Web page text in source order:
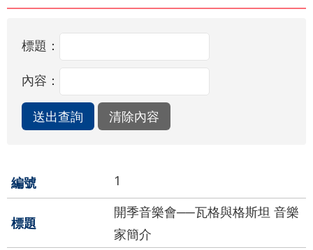
樂
推
廣
教
最
新
消
息
標題：
內容：
1
開季音樂會──瓦格與格斯坦 音樂
家簡介